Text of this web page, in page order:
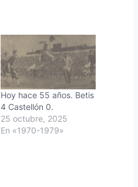
Hoy hace 55 años. Betis
4 Castellón 0.
25 octubre, 2025
En «1970-1979»